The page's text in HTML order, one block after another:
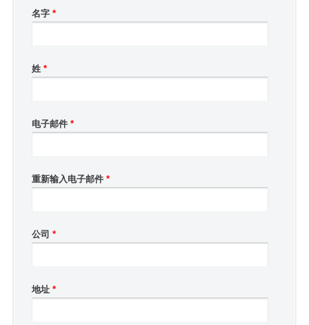
名字 *
姓 *
电子邮件 *
重新输入电子邮件 *
公司 *
地址 *